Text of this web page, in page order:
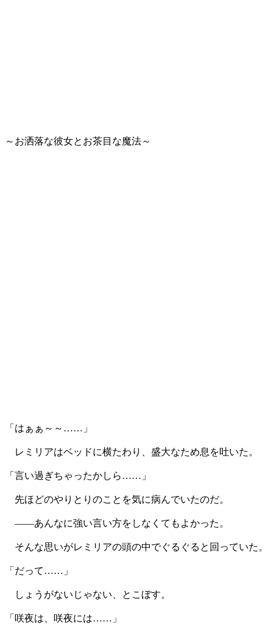
～お洒落な彼女とお茶目な魔法～
「はぁぁ～～……」
レミリアはベッドに横たわり、盛大なため息を吐いた。
「言い過ぎちゃったかしら……」
先ほどのやりとりのことを気に病んでいたのだ。
――あんなに強い言い方をしなくてもよかった。
そんな思いがレミリアの頭の中でぐるぐると回っていた。
「だって……」
しょうがないじゃない、とこぼす。
「咲夜は、咲夜には……」